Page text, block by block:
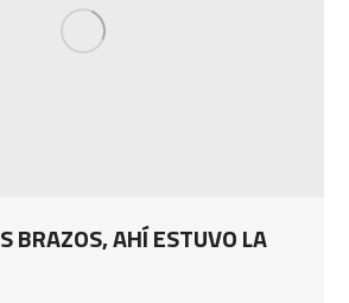
BRAZOS, AHÍ ESTUVO LA